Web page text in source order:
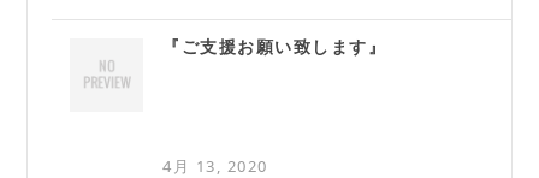
『ご支援お願い致します』
4月 13, 2020